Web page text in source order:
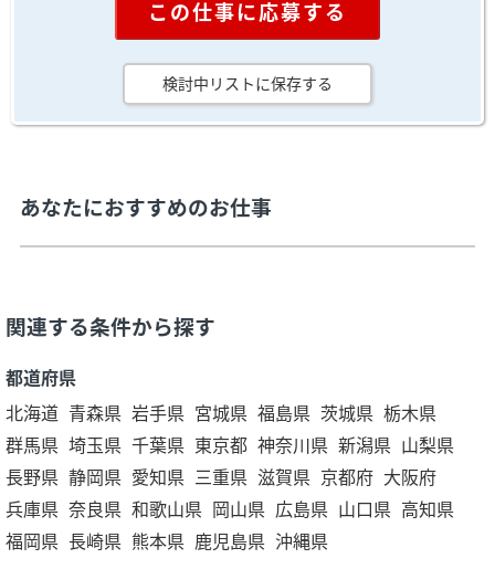
この仕事に応募する
検討中リストに保存する
あなたにおすすめのお仕事
関連する条件から探す
都道府県
北海道 青森県 岩手県 宮城県 福島県 茨城県 栃木県
群馬県 埼玉県 千葉県 東京都 神奈川県 新潟県 山梨県
長野県 静岡県 愛知県 三重県 滋賀県 京都府 大阪府
兵庫県 奈良県 和歌山県 岡山県 広島県 山口県 高知県
福岡県 長崎県 熊本県 鹿児島県 沖縄県